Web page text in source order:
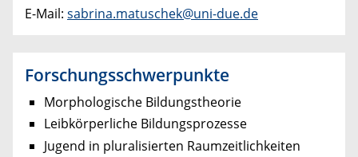
E-Mail: sabrina.matuschek@uni-due.de
Forschungsschwerpunkte
Morphologische Bildungstheorie
Leibkörperliche Bildungsprozesse
Jugend in pluralisierten Raumzeitlichkeiten